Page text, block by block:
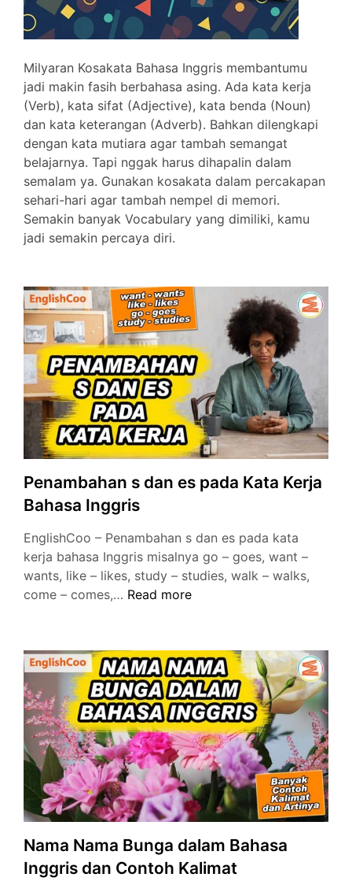
Milyaran Kosakata Bahasa Inggris membantumu
jadi makin fasih berbahasa asing. Ada kata kerja
(Verb), kata sifat (Adjective), kata benda (Noun)
dan kata keterangan (Adverb). Bahkan dilengkapi
dengan kata mutiara agar tambah semangat
belajarnya. Tapi nggak harus dihapalin dalam
semalam ya. Gunakan kosakata dalam percakapan
sehari-hari agar tambah nempel di memori.
Semakin banyak Vocabulary yang dimiliki, kamu
jadi semakin percaya diri.
Penambahan s dan es pada Kata Kerja
Bahasa Inggris
EnglishCoo – Penambahan s dan es pada kata
kerja bahasa Inggris misalnya go – goes, want –
wants, like – likes, study – studies, walk – walks,
come – comes,… Penambahan
es
pada
Kata
Kerja
Bahasa
Inggris
Read more
Nama Nama Bunga dalam Bahasa
Inggris dan Contoh Kalimat